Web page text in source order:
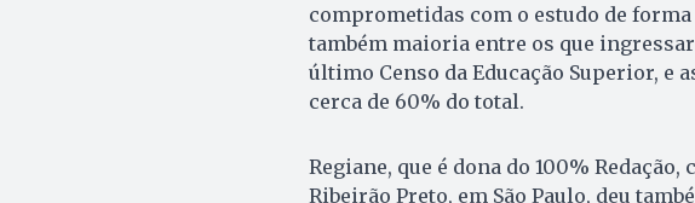
comprometidas com o estudo de
também maioria entre os que
último Censo da Educação Superior, e
cerca de 60% do total.
Regiane, que é dona do 100%
Ribeirão Preto, em São Paulo, deu